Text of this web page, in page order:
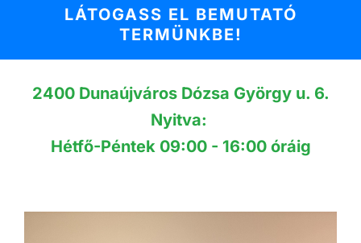
LÁTOGASS EL BEMUTATÓ
TERMÜNKBE!
2400 Dunaújváros Dózsa György u. 6.
Nyitva:
Hétfő-Péntek 09:00 - 16:00 óráig